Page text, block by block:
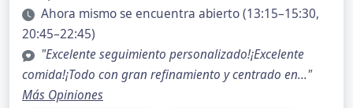
Ahora mismo se encuentra abierto (13:15–15:30,
20:45–22:45)
"Excelente seguimiento personalizado!¡Excelente
comida!¡Todo con gran refinamiento y centrado en..."
Más Opiniones